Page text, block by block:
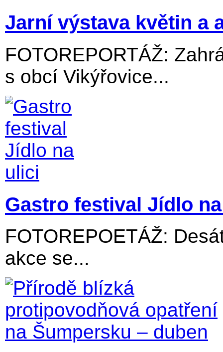
Jarní výstava květin a
FOTOREPORTÁŽ:
s obcí Vikýřovice...
Gastro festival Jídlo
FOTOREPOETÁŽ:
akce se...